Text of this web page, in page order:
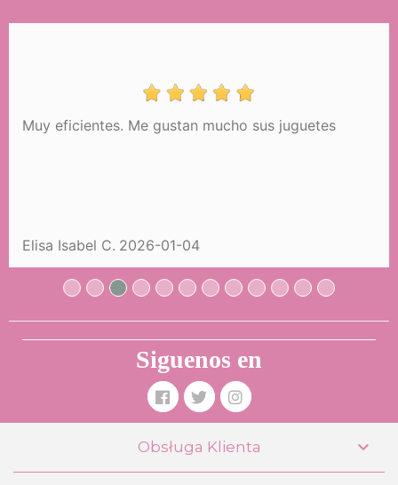
KUPIĆ
Muy eficientes. Me gustan mucho sus juguetes
Elisa Isabel C. 2026-01-04
Siguenos en
Obsługa Klienta 